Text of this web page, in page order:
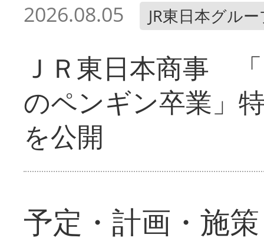
2026.08.05 JR東日本グル
ＪＲ東日本商事
のペンギン卒業」
を公開
予定・計画・施策